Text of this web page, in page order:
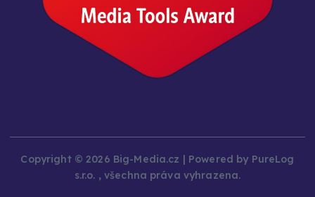
Copyright © 2026 Big-Media.cz | Powered by PureLog
s.r.o. , všechna práva vyhrazena.